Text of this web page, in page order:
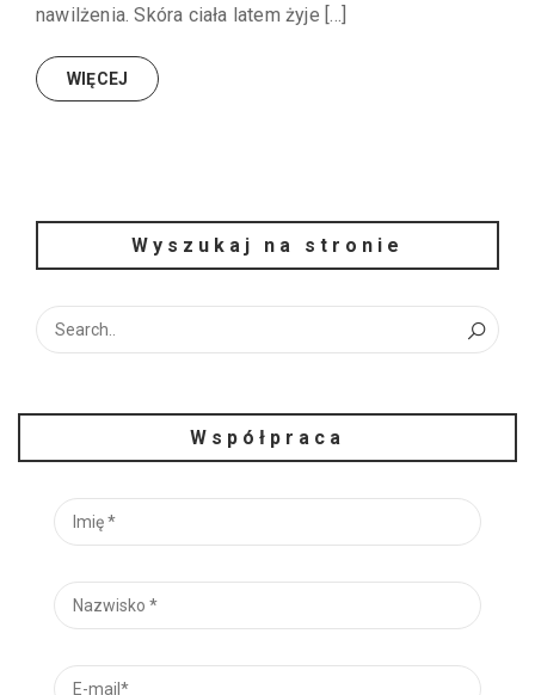
nawilżenia. Skóra ciała latem żyje […]
WIĘCEJ
Wyszukaj na stronie
Współpraca